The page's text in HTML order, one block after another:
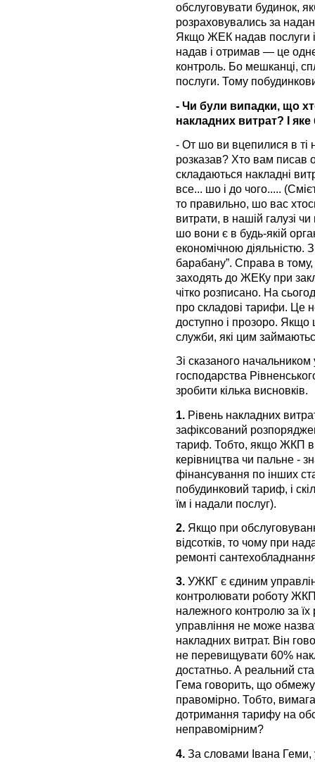
обслуговувати будинок,
розраховувались за
Якщо ЖЕК надав послуги
надав і отримав — це
контроль. Бо мешканці,
послуги. Тому
- Чи були випадки, що
накладних витрат? І
- От шо ви вцепилися в ті
розказав? Хто вам писав
складаються накладні
все... шо і до чого.....
то правильно, шо вас
витрати, в нашій галузі
шо вони є в будь-якій
економічною діяльністю.
барабану”. Справа в
заходять до ЖЕКу при
чітко розписано. На
про складові тарифи. Це
доступно і прозоро.
служби, які цим
Зі сказаного
господарства
зробити кілька висновків.
1.
Рівень накладних
зафіксований
тариф. Тобто, якщо ЖКП
керівництва чи пальне -
фінансування по інших
побудинковий тариф, і
їм і надали послуг).
2. Якщо при
відсотків, то чому при
ремонті
3. УЖКГ є єдиним
контролювати роботу
належного контролю за
управління не може
накладних витрат. Він
не перевищувати 60%
достатньо. А реальний
Гема говорить, що
правомірно. Тобто,
дотримання тарифу на
неправомірним?
4. За словами Івана